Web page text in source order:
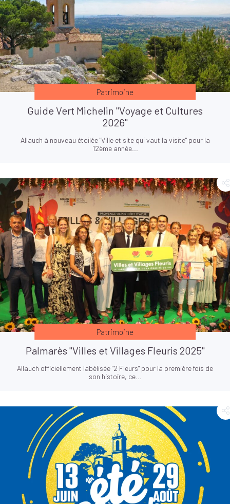
Patrimoine
Guide Vert Michelin "Voyage et Cultures
2026"
Allauch à nouveau étoilée "Ville et site qui vaut la visite" pour la
12ème année...
Patrimoine
Palmarès "Villes et Villages Fleuris 2025"
Allauch officiellement labélisée "2 Fleurs" pour la première fois de
son histoire, ce...